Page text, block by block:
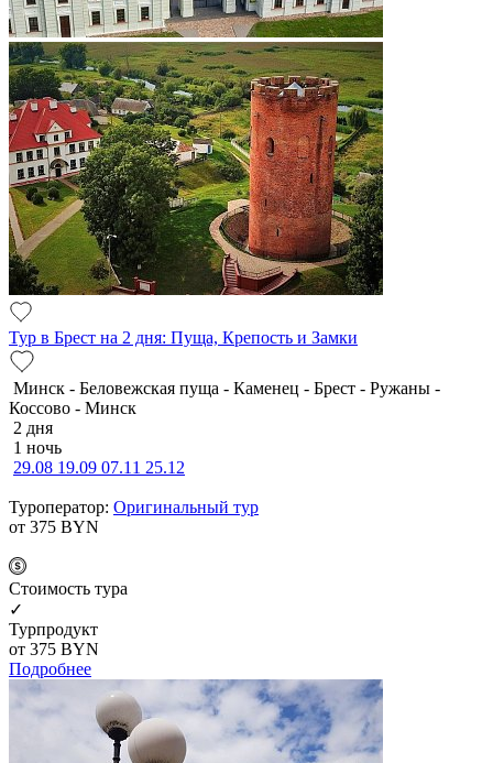
Тур в Брест на 2 дня: Пуща, Крепость и Замки
Минск - Беловежская пуща - Каменец - Брест - Ружаны -
Коссово - Минск
2 дня
1 ночь
29.08 19.09 07.11 25.12
Туроператор: Оригинальный тур
от 375 BYN
Cтоимость тура
✓
Турпродукт
от 375 BYN
Подробнее